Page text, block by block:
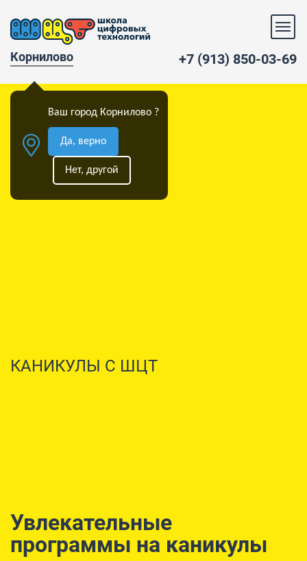
Корнилово
Ваш город Корнилово ?
Да, верно
Нет, другой
+7 (913) 850-03-69
КАНИКУЛЫ С ШЦТ
Увлекательные
программы на каникулы